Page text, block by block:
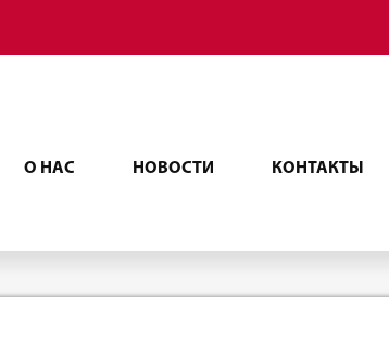
О НАС НОВОСТИ КОНТАКТЫ